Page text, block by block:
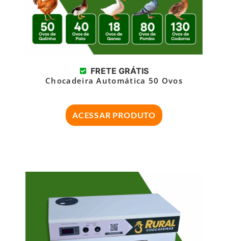
FRETE GRÁTIS
Chocadeira Automática 50 Ovos
ACESSAR PRODUTO